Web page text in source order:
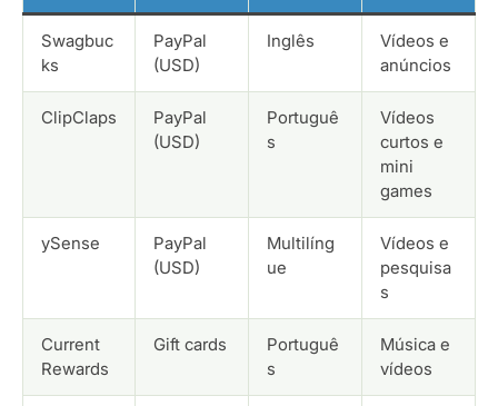
Swagbuc
ks
PayPal
(USD)
Inglês
Vídeos e
anúncios
ClipClaps
PayPal
(USD)
Portuguê
s
Vídeos
curtos e
mini
games
ySense
PayPal
(USD)
Multilíng
ue
Vídeos e
pesquisa
s
Current
Rewards
Gift cards
Portuguê
s
Música e
vídeos